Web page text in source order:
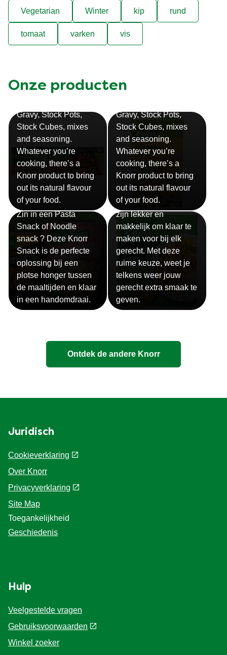
Vegetarian Winter kip rund
tomaat varken vis
Onze producten
Gravy, Stock Pots,
Stock Cubes, mixes
and seasoning.
Whatever you’re
cooking, there’s a
Knorr product to bring
out its natural flavour
of your food.
Gravy, Stock Pots,
Stock Cubes, mixes
and seasoning.
Whatever you’re
cooking, there’s a
Knorr product to bring
out its natural flavour
of your food.
Snackpots
Zin in een Pasta
Snack of Noodle
snack ? Deze Knorr
Snack is de perfecte
oplossing bij een
plotse honger tussen
de maaltijden en klaar
in een handomdraai.
Sauzen
Onze Knorr sauzen
zijn lekker en
makkelijk om klaar te
maken voor bij elk
gerecht. Met deze
ruime keuze, weet je
telkens weer jouw
gerecht extra smaak te
geven.
Ontdek de andere Knorr
Juridisch
Cookieverklaring
Over Knorr
Privacyverklaring
Cookie-instellingen
Site Map
Toegankelijkheid
Veelgestelde vragen
Gebruiksvoorwaarden